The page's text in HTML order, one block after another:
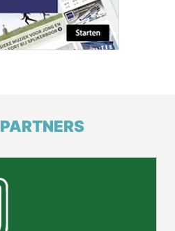
PARTNERS